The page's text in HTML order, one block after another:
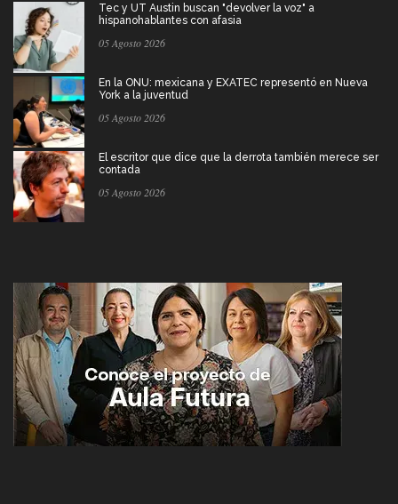
Tec y UT Austin buscan "devolver la voz" a
hispanohablantes con afasia
05 Agosto 2026
En la ONU: mexicana y EXATEC representó en Nueva
York a la juventud
05 Agosto 2026
El escritor que dice que la derrota también merece ser
contada
05 Agosto 2026